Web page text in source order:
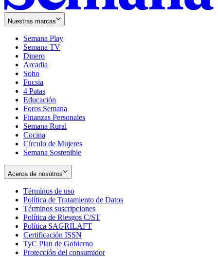
Nuestras marcas
Semana Play
Semana TV
Dinero
Arcadia
Soho
in
new
window
Fucsia
in
new
window
4 Patas
Educación
Foros Semana
Finanzas Personales
Semana Rural
Cocina
Círculo de Mujeres
Semana Sostenible
Acerca de nosotros
Términos de uso
in
new
window
Política de Tratamiento de Datos
Términos suscripciones
in
Política de Riesgos C/ST
Política SAGRILAFT
new
window
Certificación ISSN
in
new
TyC Plan de Gobierno
in
Protección del consumidorOpens